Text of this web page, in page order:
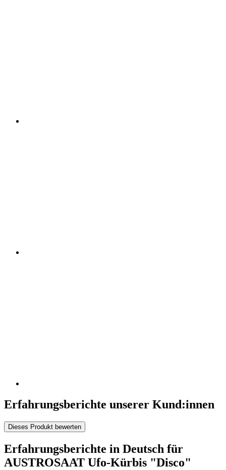
Erfahrungsberichte unserer Kund:innen
Dieses Produkt bewerten
Erfahrungsberichte in Deutsch für
AUSTROSAAT Ufo-Kürbis "Disco"